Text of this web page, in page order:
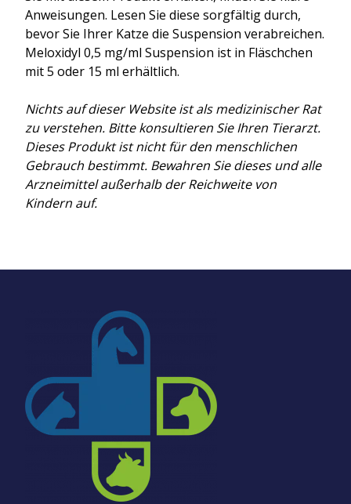
Anweisungen. Lesen Sie diese sorgfältig durch,
bevor Sie Ihrer Katze die Suspension verabreichen.
Meloxidyl 0,5 mg/ml Suspension ist in Fläschchen
mit 5 oder 15 ml erhältlich.
Nichts auf dieser Website ist als medizinischer Rat
zu verstehen. Bitte konsultieren Sie Ihren Tierarzt.
Dieses Produkt ist nicht für den menschlichen
Gebrauch bestimmt. Bewahren Sie dieses und alle
Arzneimittel außerhalb der Reichweite von
Kindern auf.